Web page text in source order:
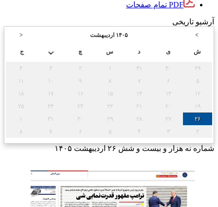
PDF تمام صفحات
آرشیو تاریخی
< ۱۴۰۵ اردیبهشت >
ش ی د س چ پ ج
۲۹ ۳۰ ۳۱ ۱ ۲ ۳
۴
۵
۶ ۷ ۸ ۹ ۱۰
۱۱
۱۲
۱۳ ۱۴ ۱۵ ۱۶ ۱۷
۱۸
۱۹
۲۰ ۲۱ ۲۲ ۲۳ ۲۴
۲۵
۲۶
۲۷ ۲۸ ۲۹ ۳۰ ۳۱
۱
۲
۳ ۴ ۵ ۶ ۷ ۸
شماره نه هزار و بیست و شش۲۶ اردیبهشت ۱۴۰۵